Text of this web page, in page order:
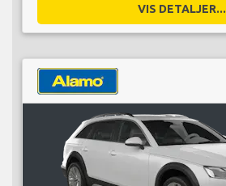
VIS DETALJER...